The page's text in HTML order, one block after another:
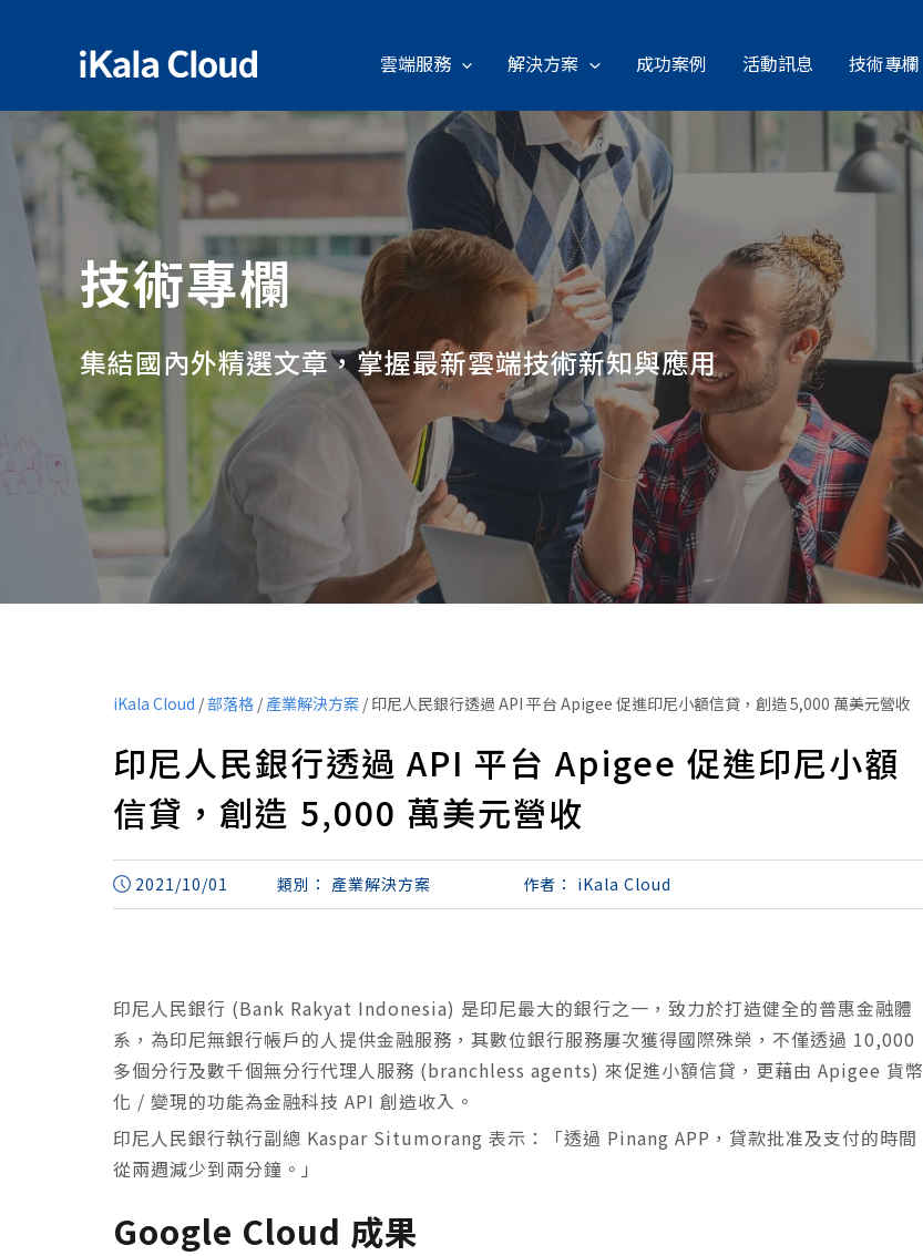
雲端服務 解決方案 成功案例 活動訊息 技術專欄
技術專欄
集結國內外精選文章，掌握最新雲端技術新知與應用
iKala Cloud /部落格 / 產業解決方案 / 印尼人民銀行透過 API 平台 Apigee 促進印尼小額信貸，創造 5,000 萬美元營收
印尼人民銀行透過 API 平台 Apigee 促進印尼小額
信貸，創造 5,000 萬美元營收
2021/10/01 類別： 產業解決方案 作者： iKala Cloud
印尼人民銀行 (Bank Rakyat Indonesia) 是印尼最大的銀行之一，致力於打造健全的普惠金融體
系，為印尼無銀行帳戶的人提供金融服務，其數位銀行服務屢次獲得國際殊榮，不僅透過 10,000
多個分行及數千個無分行代理人服務 (branchless agents) 來促進小額信貸，更藉由 Apigee 貨幣
化 / 變現的功能為金融科技 API 創造收入。
印尼人民銀行執行副總 Kaspar Situmorang 表示：
「透過 Pinang APP，貸款批准及支付的時間
從兩週減少到兩分鐘。」
Google Cloud 成果